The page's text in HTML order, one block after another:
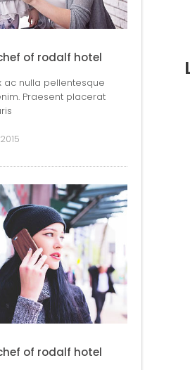
of rodalf hotel
ac nulla pellentesque
Praesent placerat
of rodalf hotel